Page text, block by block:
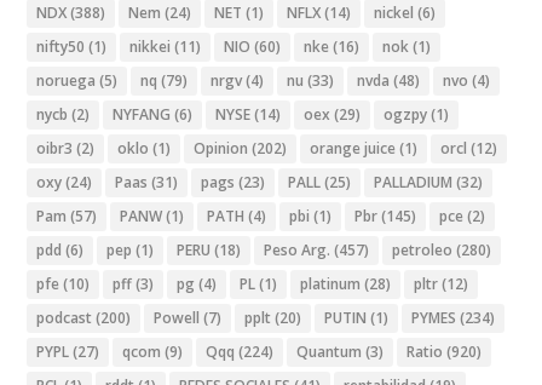
NDX(388) Nem (24) NET (1) NFLX(14) nickel (6)
nifty50 (1) nikkei (11) NIO (60) nke (16) nok(1)
noruega (5) nq (79) nrgv(4) nu (33) nvda (48) nvo (4)
nycb (2) NYFANG (6) NYSE(14) oex (29) ogzpy(1)
oibr3 (2) oklo (1) Opinion (202) orange juice (1) orcl (12)
oxy(24) Paas (31) pags (23) PALL(25) PALLADIUM (32)
Pam (57) PANW(1) PATH (4) pbi (1) Pbr(145) pce (2)
pdd (6) pep (1) PERU (18) Peso Arg. (457) petroleo (280)
pfe (10) pff(3) pg (4) PL(1) platinum (28) pltr(12)
podcast (200) Powell (7) pplt (20) PUTIN (1) PYMES (234)
PYPL(27) qcom (9) Qqq (224) Quantum (3) Ratio (920)